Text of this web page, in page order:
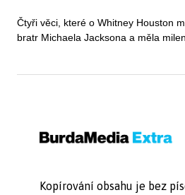
Čtyři věci, které o Whitney Houston
bratr Michaela Jacksona a měla
Kopírování obsahu je bez